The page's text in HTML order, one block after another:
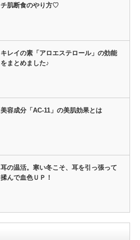
チ肌断食のやり方♡
キレイの素「アロエステロール」の効能
をまとめました♪
美容成分「AC-11」の美肌効果とは
耳の温活。寒い冬こそ、耳を引っ張って
揉んで血色ＵＰ！